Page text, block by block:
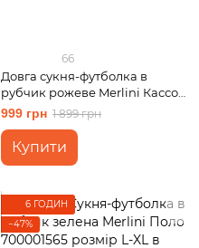
66
Довга сукня-футболка в
рубчик рожеве Merlini Кассо
700000128 розмір 42-44 (S-M)
999 грн 1 899 грн
Купити
6 ГОДИН
−47%